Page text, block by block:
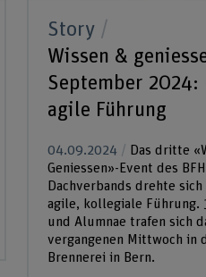
Story
Wissen &
September 2024:
agile Führung
04.09.2024
Das dritte
Geniessen»-Event des
Dachverbands drehte sich
agile, kollegiale Führung.
und Alumnae trafen sich
vergangenen Mittwoch in
Brennerei in Bern.